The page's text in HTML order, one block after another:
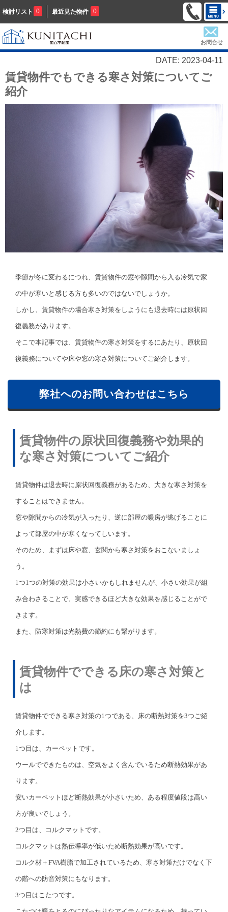
検討リスト 0 最近見た物件 0
お問合せ
DATE: 2023-04-11
賃貸物件でもできる寒さ対策についてご
紹介
季節が冬に変わるにつれ、賃貸物件の窓や隙間から入る冷気で家
の中が寒いと感じる方も多いのではないでしょうか。
しかし、賃貸物件の場合寒さ対策をしようにも退去時には原状回
復義務があります。
そこで本記事では、賃貸物件の寒さ対策をするにあたり、原状回
復義務についてや床や窓の寒さ対策についてご紹介します。
弊社へのお問い合わせはこちら
賃貸物件の原状回復義務や効果的
な寒さ対策についてご紹介
賃貸物件は退去時に原状回復義務があるため、大きな寒さ対策を
することはできません。
窓や隙間からの冷気が入ったり、逆に部屋の暖房が逃げることに
よって部屋の中が寒くなってしいます。
そのため、まずは床や窓、玄関から寒さ対策をおこないましょ
う。
1つ1つの対策の効果は小さいかもしれませんが、小さい効果が組
み合わさることで、実感できるほど大きな効果を感じることがで
きます。
また、防寒対策は光熱費の節約にも繋がります。
賃貸物件でできる床の寒さ対策と
は
賃貸物件でできる寒さ対策の1つである、床の断熱対策を3つご紹
介します。
1つ目は、カーペットです。
ウールでできたものは、空気をよく含んでいるため断熱効果があ
ります。
安いカーペットほど断熱効果が小さいため、ある程度値段は高い
方が良いでしょう。
2つ目は、コルクマットです。
コルクマットは熱伝導率が低いため断熱効果が高いです。
コルク材＋FVA樹脂で加工されているため、寒さ対策だけでなく下
の階への防音対策にもなります。
3つ目はこたつです。